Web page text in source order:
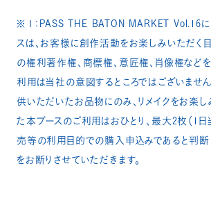
※１：PASS THE BATON MARKET Vol.16に
スは、お客様に創作活動をお楽しみいただく
の権利著作権、商標権、意匠権、肖像権など
利用は当社の意図するところではございませ
供いただいたお品物にのみ、リメイクをお楽し
た本ブースのご利用はおひとり、最大2枚（1日
売等の利用目的での購入申込みであると判断
をお断りさせていただきます。